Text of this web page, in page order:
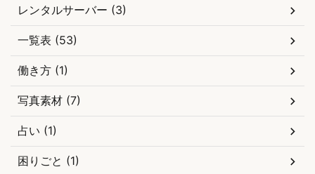
レンタルサーバー (3)
一覧表 (53)
働き方 (1)
写真素材 (7)
占い (1)
困りごと (1)